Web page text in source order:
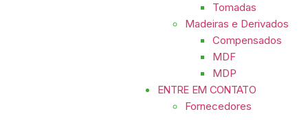
Tomadas
Madeiras e Derivados
Compensados
MDF
MDP
ENTRE EM CONTATO
Fornecedores